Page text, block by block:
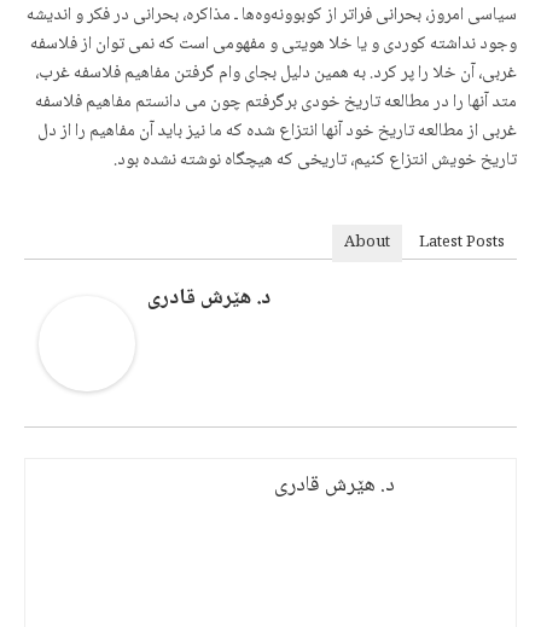
سیاسی امروز، بحرانی فراتر از کوبوونەوەها ـ مذاکره، بحرانی در فکر و اندیشه
وجود نداشته کوردی و یا خلا هویتی و مفهومی است که نمی توان از فلاسفه
غربی، آن خلا را پر کرد. به همین دلیل بجای وام گرفتن مفاهیم فلاسفه غرب،
متد آنها را در مطالعه تاریخ خودی برگرفتم چون می دانستم مفاهیم فلاسفه
غربی از مطالعه تاریخ خود آنها انتزاع شده که ما نیز باید آن مفاهیم را از دل
تاریخ خویش انتزاع کنیم، تاریخی که هیچگاه نوشته نشده بود.
About Latest Posts
د. هێرش قادری
د. هێرش قادری